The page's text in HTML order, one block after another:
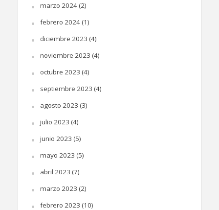
marzo 2024(2)
febrero 2024(1)
diciembre 2023 (4)
noviembre 2023 (4)
octubre 2023 (4)
septiembre 2023 (4)
agosto 2023 (3)
julio 2023 (4)
junio 2023 (5)
mayo 2023 (5)
abril 2023 (7)
marzo 2023 (2)
febrero 2023 (10)